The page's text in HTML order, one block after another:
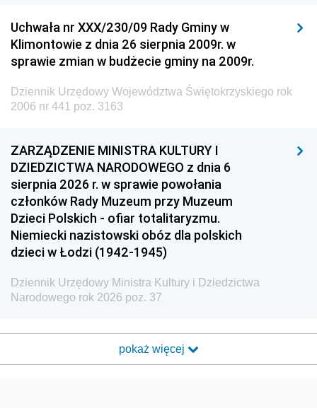
Uchwała nr XXX/230/09 Rady Gminy w
Klimontowie z dnia 26 sierpnia 2009r. w
sprawie zmian w budżecie gminy na 2009r.
Dziennik Urzędowy Województwa Świętokrzyskiego rok
2006 nr 441 poz. 3163
ZARZĄDZENIE MINISTRA KULTURY I
DZIEDZICTWA NARODOWEGO z dnia 6
sierpnia 2026 r. w sprawie powołania
członków Rady Muzeum przy Muzeum
Dzieci Polskich - ofiar totalitaryzmu.
Niemiecki nazistowski obóz dla polskich
dzieci w Łodzi (1942-1945)
Dziennik Urzędowy Ministra Kultury i Dziedzictwa
Narodowego rok 2026 poz. 37
pokaż więcej